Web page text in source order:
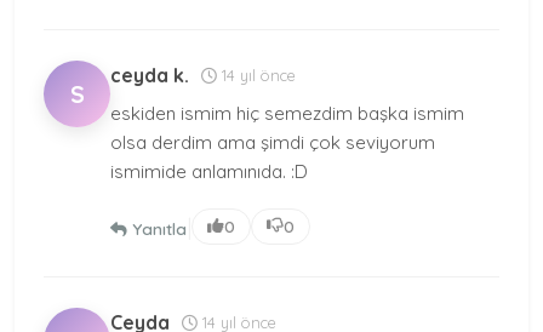
S
ceyda k. 14 yıl önce
eskiden ismim hiç semezdim başka ismim
olsa derdim ama şimdi çok seviyorum
ismimide anlamınıda. :D
Yanıtla 0 0
Ceyda 14 yıl önce